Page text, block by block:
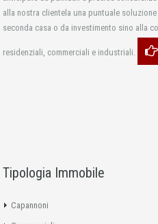
alla nostra clientela una puntuale
seconda casa o da investimento sino alla
residenziali, commerciali e industriali.
Tipologia Immobile
Capannoni